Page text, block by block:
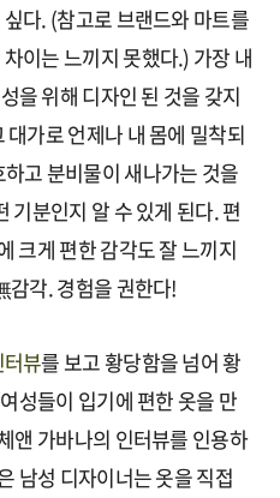
다. (참고로 브랜드와 마트를
이는 느끼지 못했다.) 가장 내
을 위해 디자인 된 것을 갖지
가로 언제나 내 몸에 밀착되
고 분비물이 새나가는 것을
기분인지 알 수 있게 된다. 편
크게 편한 감각도 잘 느끼지
감각. 경험을 권한다!
뷰를 보고 황당함을 넘어 황
성들이 입기에 편한 옷을 만
앤 가바나의 인터뷰를 인용하
남성 디자이너는 옷을 직접